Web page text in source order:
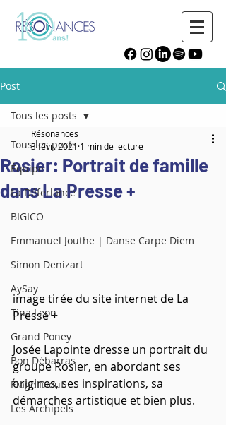
Post
Tous les posts
Équipe
La Déferlance
BIGICO
Emmanuel Jouthe | Danse Carpe Diem
Simon Denizart
AySay
Tina Leon
Grand Poney
Bon Débarras
Élage Diouf
Les Archipels
Tous les posts
Rosier: Portrait de famille
dans La Presse +
Résonances
3 févr. 2021 1 min de lecture
image tirée du site internet de La
Presse +
Josée Lapointe dresse un portrait du
groupe Rosier, en abordant ses
origines, ses inspirations, sa
démarches artistique et bien plus.